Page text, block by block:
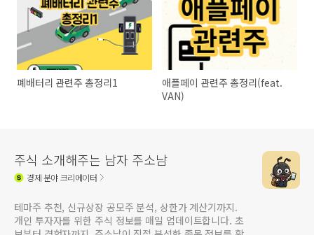
폐배터리 관련주 총정리1
애플페이 관련주 총정리(feat.
VAN)
주식 소개해주는 남자 주소남
경제분야 크리에이터
테마주 추천, 신규상장 공모주 분석, 상한가 계산기까지.
개인 투자자를 위한 주식 정보를 매일 업데이트합니다. 초